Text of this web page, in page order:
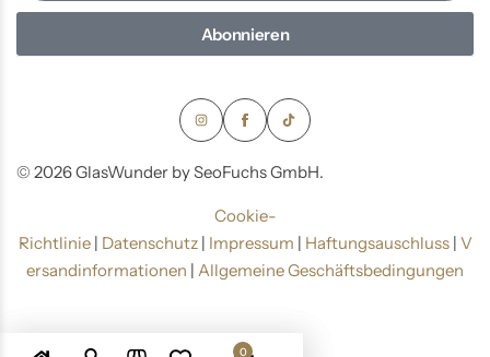
Abonnieren
© 2026 GlasWunder by SeoFuchs GmbH.
Cookie-
Richtlinie| Datenschutz| Impressum Haftungsauschluss| V
ersandinformationen Allgemeine Geschäftsbedingungen
0